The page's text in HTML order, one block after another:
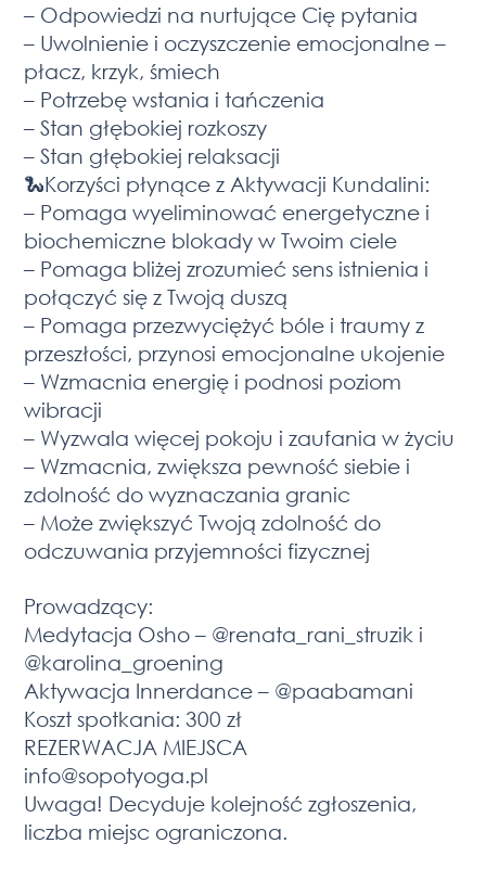
– Odpowiedzi na nurtujące Cię pytania
– Uwolnienie i oczyszczenie emocjonalne –
płacz, krzyk, śmiech
– Potrzebę wstania i tańczenia
– Stan głębokiej rozkoszy
– Stan głębokiej relaksacji
🐍Korzyści płynące z Aktywacji Kundalini:
– Pomaga wyeliminować energetyczne i
biochemiczne blokady w Twoim ciele
– Pomaga bliżej zrozumieć sens istnienia i
połączyć się z Twoją duszą
– Pomaga przezwyciężyć bóle i traumy z
przeszłości, przynosi emocjonalne ukojenie
– Wzmacnia energię i podnosi poziom
wibracji
– Wyzwala więcej pokoju i zaufania w życiu
– Wzmacnia, zwiększa pewność siebie i
zdolność do wyznaczania granic
– Może zwiększyć Twoją zdolność do
odczuwania przyjemności fizycznej
Prowadzący:
Medytacja Osho – @renata_rani_struzik i
@karolina_groening
Aktywacja Innerdance – @paabamani
Koszt spotkania: 300 zł
REZERWACJA MIEJSCA
info@sopotyoga.pl
Uwaga! Decyduje kolejność zgłoszenia,
liczba miejsc ograniczona.